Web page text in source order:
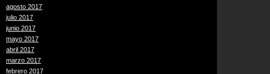
agosto 2017
julio 2017
junio 2017
mayo 2017
abril 2017
marzo 2017
febrero 2017